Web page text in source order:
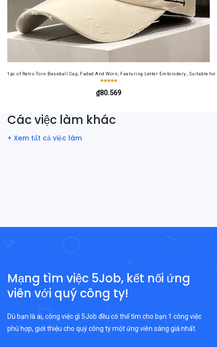
1pc of Retro Torn Baseball Cap, Faded And Worn, Featuring Letter Embroidery, Suitable
₫80.569
Các việc làm khác
+ Xem tất cả việc làm
Mạng tìm việc 5Job, kết nối ứng
viên với quý công ty!
Dù bạn là ai, công việc gì 5Job đều có thể tìm cho bạn 1 công việc
phù hợp, giới thiệu cho quý công ty một ứng viên sáng giá nhất.